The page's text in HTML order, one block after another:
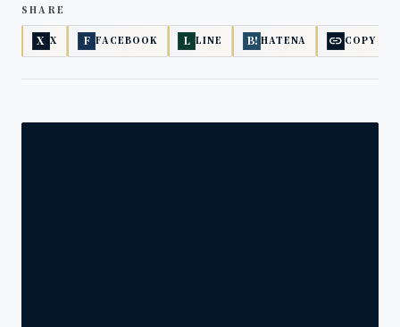
SHARE
X X F FACEBOOK L LINE B! HATENA link COPY